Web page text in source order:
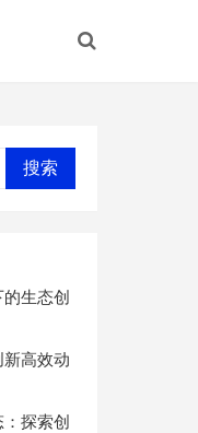
搜索
生态创
高效动
探索创